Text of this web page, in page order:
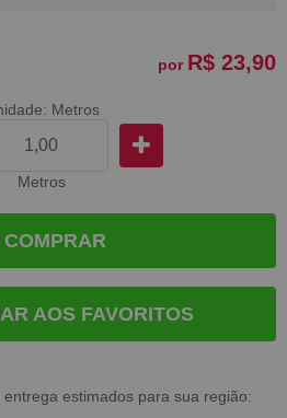
por R$ 23,90
Metros
Metros
COMPRAR
AOS FAVORITOS
estimados para sua região: